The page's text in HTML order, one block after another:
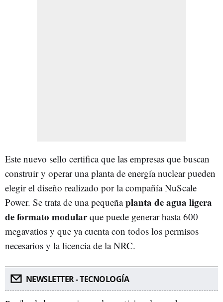
Este nuevo sello certifica que las empresas que buscan
construir y operar una planta de energía nuclear pueden
elegir el diseño realizado por la compañía NuScale
Power. Se trata de una pequeñaplanta de agua ligera
de formato modularque puede generar hasta 600
megavatios y que ya cuenta con todos los permisos
necesarios y la licencia de la NRC.
NEWSLETTER - TECNOLOGÍA